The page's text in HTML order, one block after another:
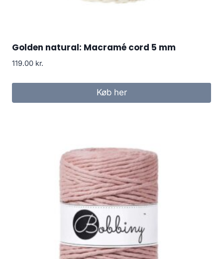
Golden natural: Macramé cord 5 mm
119.00 kr.
Køb her